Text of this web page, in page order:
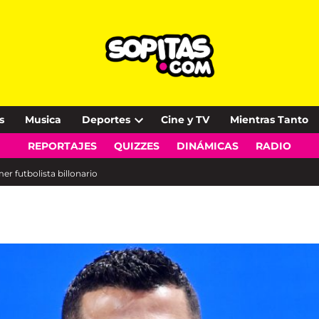
Musica Deportes
Open
dropdown
Cine y TV Mientras Tanto
REPORTAJES QUIZZES DINÁMICAS RADIO
futbolista billonario